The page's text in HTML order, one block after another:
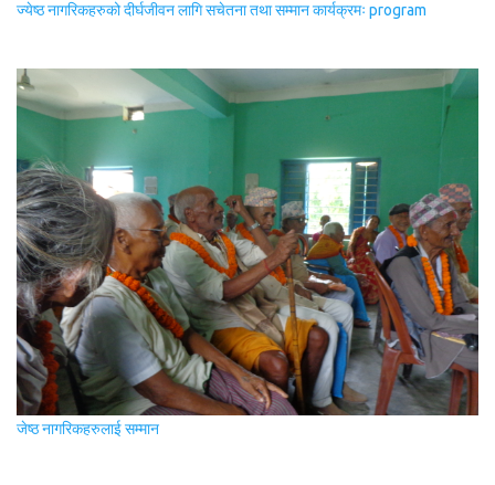
ज्येष्ठ नागरिकहरुको दीर्घजीवन लागि सचेतना तथा सम्मान कार्यक्रमः program
जेष्ठ नागरिकहरुलाई सम्मान